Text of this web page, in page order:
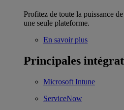
Profitez de toute la puissance
une seule plateforme.
En savoir plus
Principales
Microsoft Intune
ServiceNow